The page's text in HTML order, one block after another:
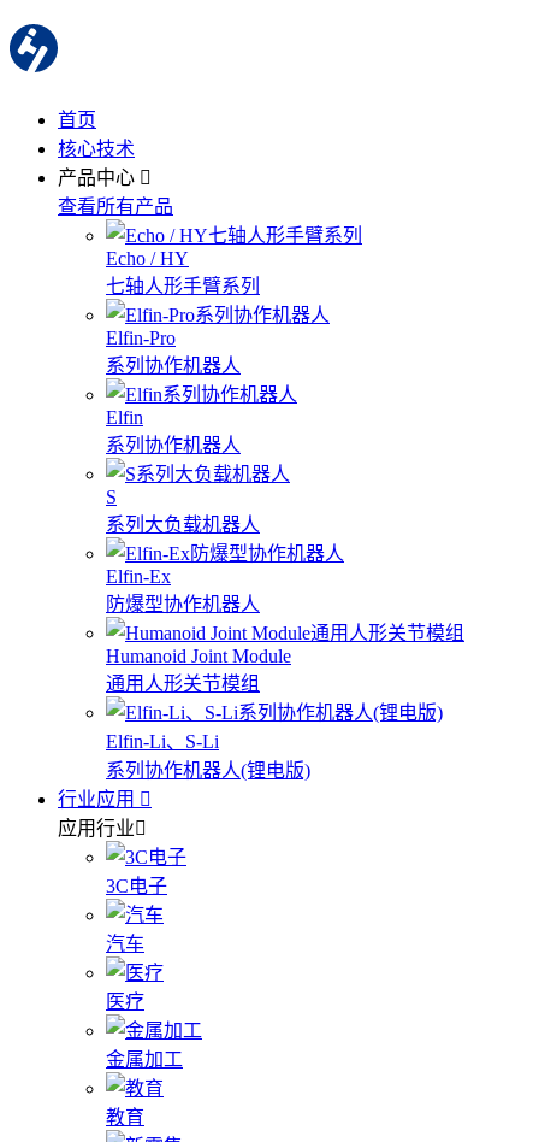
首页
核心技术
产品中心
查看所有产品
Echo / HY
七轴人形手臂系列
Elfin-Pro
系列协作机器人
Elfin
系列协作机器人
S
系列大负载机器人
Elfin-Ex
防爆型协作机器人
Humanoid Joint Module
通用人形关节模组
Elfin-Li、S-Li
系列协作机器人(锂电版)
行业应用
应用行业
3C电子
汽车
医疗
金属加工
教育